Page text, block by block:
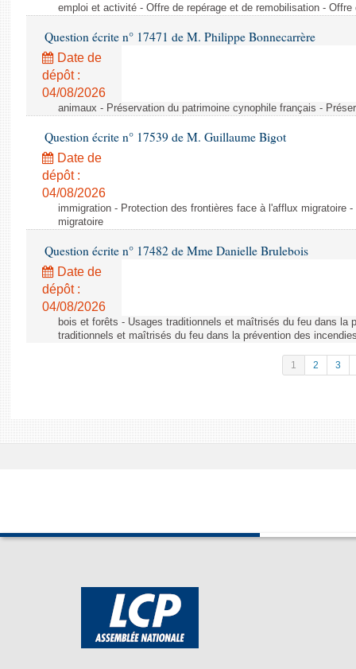
emploi et activité - Offre de repérage et de remobilisation -
Question écrite n° 17471 de M. Philippe Bonnecarrère
Date de
dépôt :
04/08/2026
animaux - Préservation du patrimoine cynophile français -
Question écrite n° 17539 de M. Guillaume Bigot
Date de
dépôt :
04/08/2026
immigration - Protection des frontières face à l'afflux migratoire
migratoire
Question écrite n° 17482 de Mme Danielle Brulebois
Date de
dépôt :
04/08/2026
bois et forêts - Usages traditionnels et maîtrisés du feu dans la
traditionnels et maîtrisés du feu dans la prévention des
1 2 3